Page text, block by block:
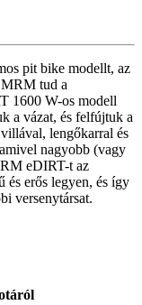
pit bike modellt, az
tud a
1600 W-os modell
a vázat, és felfújtuk a
lengőkarral és
nagyobb (vagy
eDIRT-t az
és erős legyen, és így
versenytársat.